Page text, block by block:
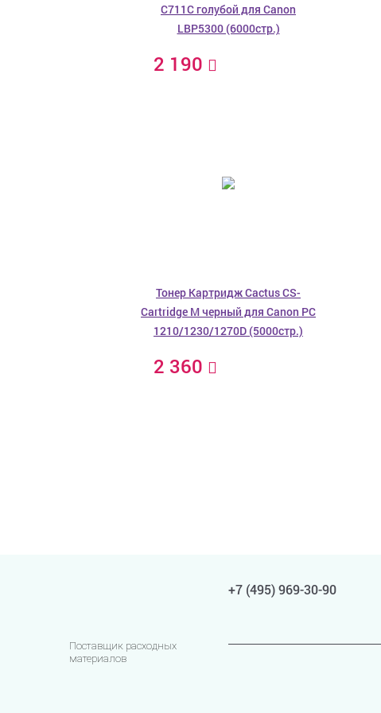
C711C голубой для Canon
LBP5300 (6000стр.)
2 190
Тонер Картридж Cactus CS-
Cartridge M черный для Canon PC
1210/1230/1270D (5000стр.)
2 360
Поставщик расходных
материалов
+7 (495) 969-30-90